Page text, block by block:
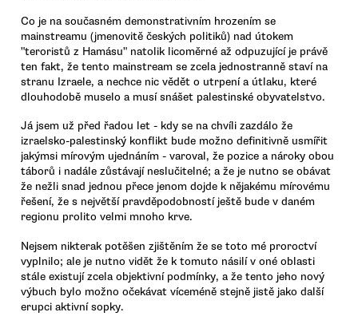
Co je na současném demonstrativním hrozením se
mainstreamu (jmenovitě českých politiků) nad útokem
"teroristů z Hamásu" natolik licoměrné až odpuzující je právě
ten fakt, že tento mainstream se zcela jednostranně staví na
stranu Izraele, a nechce nic vědět o utrpení a útlaku, které
dlouhodobě muselo a musí snášet palestinské obyvatelstvo.
Já jsem už před řadou let - kdy se na chvíli zazdálo že
izraelsko-palestinský konflikt bude možno definitivně usmířit
jakýmsi mírovým ujednáním - varoval, že pozice a nároky obou
táborů i nadále zůstávají neslučitelné; a že je nutno se obávat
že nežli snad jednou přece jenom dojde k nějakému mírovému
řešení, že s největší pravděpodobností ještě bude v daném
regionu prolito velmi mnoho krve.
Nejsem nikterak potěšen zjištěním že se toto mé proroctví
vyplnilo; ale je nutno vidět že k tomuto násilí v oné oblasti
stále existují zcela objektivní podmínky, a že tento jeho nový
výbuch bylo možno očekávat víceméně stejně jistě jako další
erupci aktivní sopky.